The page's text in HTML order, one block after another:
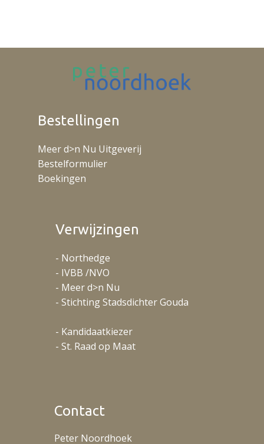
Bestellingen
Meer d>n Nu Uitgeverij
Bestelformulier
Boekingen
Verwijzingen
- Northedge
- IVBB /NVO
- Meer d>n Nu
- Stichting Stadsdichter Gouda
- Kandidaatkiezer
- St. Raad op Maat
Contact
Peter Noordhoek